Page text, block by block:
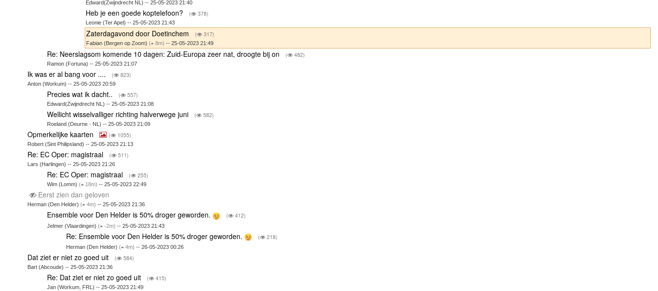
Edward(Zwijndrecht NL) -- 25-05-2023 21:40
Heb je een goede koptelefoon? ( 378)
Leonie (Ter Apel) -- 25-05-2023 21:43
Zaterdagavond door Doetinchem ( 317)
Fabian (Bergen op Zoom) ( 8m) -- 25-05-2023 21:49
Re: Neerslagsom komende 10 dagen: Zuid-Europa zeer nat, droogte bij on ( 482)
Ramon (Fortuna) -- 25-05-2023 21:07
Ik was er al bang voor .... ( 823)
Anton (Workum) -- 25-05-2023 20:59
Precies wat ik dacht.. ( 557)
Edward(Zwijndrecht NL) -- 25-05-2023 21:08
Wellicht wisselvalliger richting halverwege juni ( 582)
Roeland (Deurne - NL) -- 25-05-2023 21:09
Opmerkelijke kaarten ( 1055)
Robert (Sint Philipsland) -- 25-05-2023 21:13
Re: EC Oper: magistraal ( 511)
Lars (Harlingen) -- 25-05-2023 21:26
Re: EC Oper: magistraal ( 255)
Wim (Lomm) ( 18m) -- 25-05-2023 22:49
Eerst zien dan geloven
Herman (Den Helder)( 4m) -- 25-05-2023 21:36
Ensemble voor Den Helder is 50% droger geworden. ( 412)
Jelmer (Vlaardingen) ( -2m) -- 25-05-2023 21:43
Re: Ensemble voor Den Helder is 50% droger geworden. ( 218)
Herman (Den Helder)( 4m) -- 26-05-2023 00:26
Dat ziet er niet zo goed uit ( 584)
Bart (Abcoude) -- 25-05-2023 21:36
Re: Dat ziet er niet zo goed uit ( 415)
Jan (Workum, FRL) -- 25-05-2023 21:49